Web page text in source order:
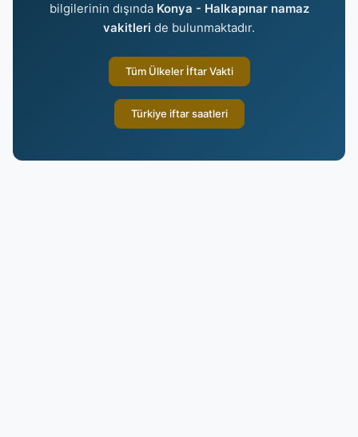
bilgilerinin dışında Konya - Halkapınar namaz
vakitleri de bulunmaktadır.
Tüm Ülkeler İftar Vakti
Türkiye iftar saatleri